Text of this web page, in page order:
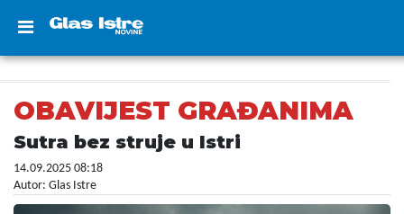
OBAVIJEST GRAĐANIMA
Sutra bez struje u Istri
14.09.2025 08:18
Autor: Glas Istre